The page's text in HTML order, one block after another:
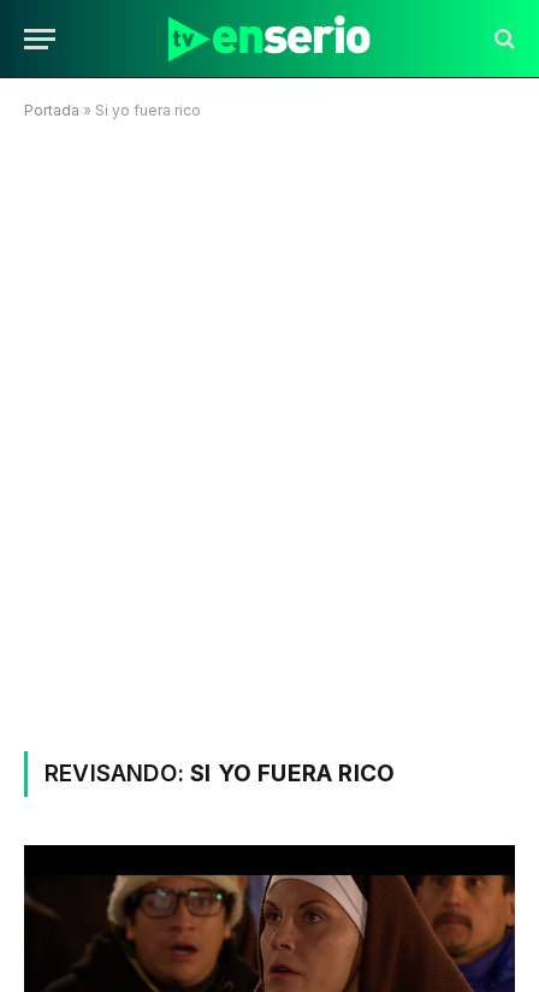
Portada » Si yo fuera rico
REVISANDO:SI YO FUERA RICO